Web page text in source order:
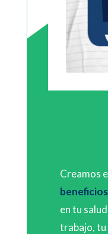
Creamos
en tu
trabajo, tu